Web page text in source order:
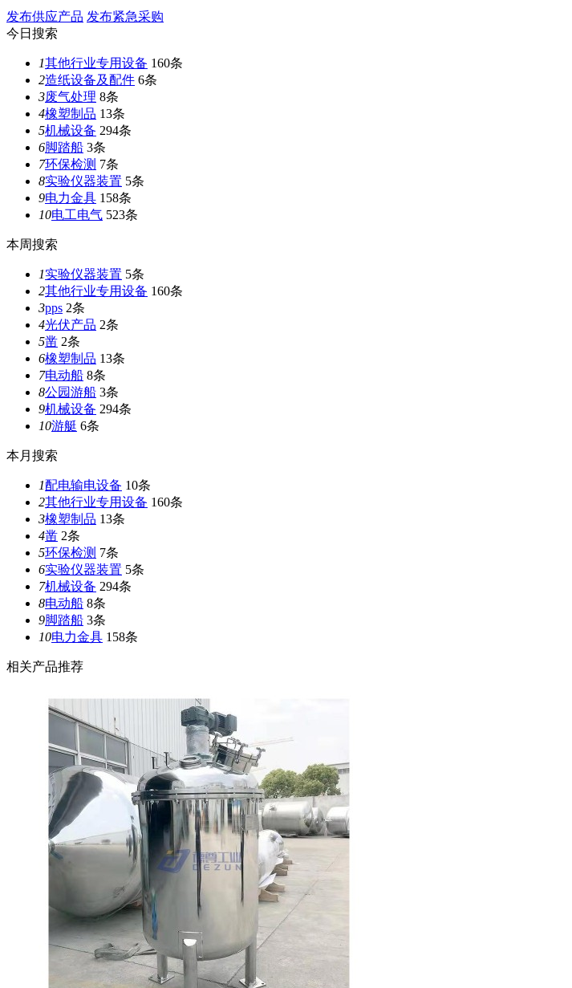
发布供应产品 发布紧急采购
今日搜索
1其他行业专用设备 160条
2造纸设备及配件 6条
3废气处理 8条
4橡塑制品 13条
5机械设备 294条
6脚踏船 3条
7环保检测 7条
8实验仪器装置 5条
9电力金具 158条
10电工电气 523条
本周搜索
1实验仪器装置 5条
2其他行业专用设备 160条
3pps 2条
4光伏产品 2条
5凿 2条
6橡塑制品 13条
7电动船 8条
8公园游船 3条
9机械设备 294条
10游艇 6条
本月搜索
1配电输电设备 10条
2其他行业专用设备 160条
3橡塑制品 13条
4凿 2条
5环保检测 7条
6实验仪器装置 5条
7机械设备 294条
8电动船 8条
9脚踏船 3条
10电力金具 158条
相关产品推荐